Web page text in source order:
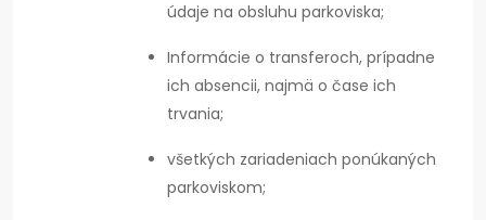
údaje na obsluhu parkoviska;
Informácie o transferoch, prípadne
ich absencii, najmä o čase ich
trvania;
všetkých zariadeniach ponúkaných
parkoviskom;